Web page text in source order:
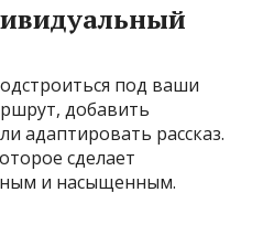
под ваши
добавить
адаптировать рассказ.
сделает
и насыщенным.